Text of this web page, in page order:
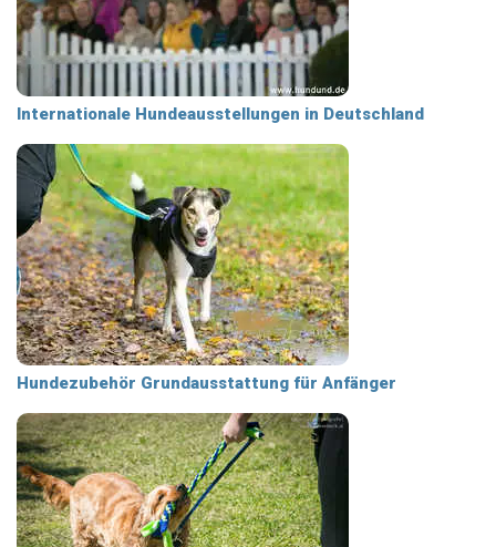
Internationale Hundeausstellungen in Deutschland
Hundezubehör Grundausstattung für Anfänger